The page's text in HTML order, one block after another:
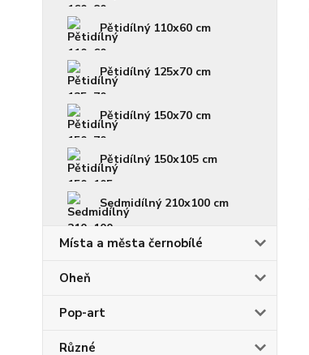
Pětidílný 110x60 cm
Pětidílný 125x70 cm
Pětidílný 150x70 cm
Pětidílný 150x105 cm
Sedmidílný 210x100 cm
Místa a města černobílé
Oheň
Pop-art
Různé